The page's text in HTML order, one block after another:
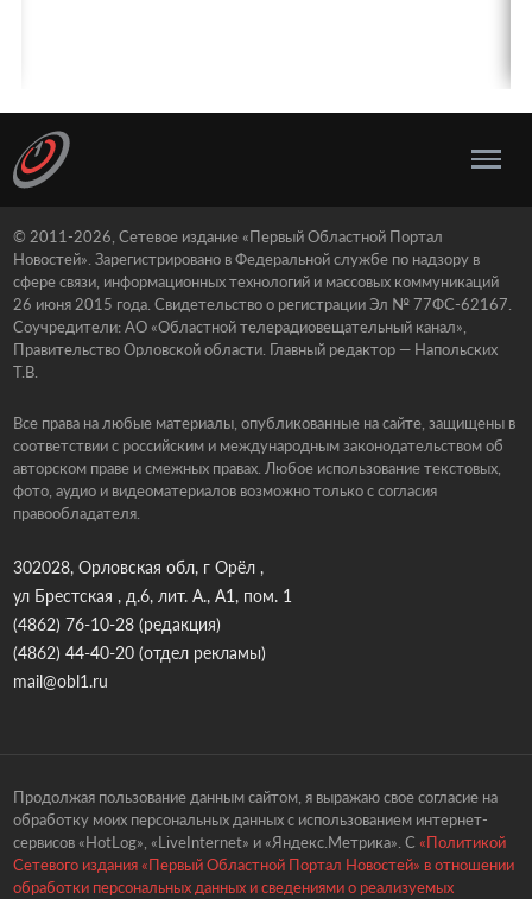
© 2011-2026, Сетевое издание «Первый Областной Портал
Новостей». Зарегистрировано в Федеральной службе по надзору в
сфере связи, информационных технологий и массовых коммуникаций
26 июня 2015 года. Свидетельство о регистрации Эл № 77ФС-62167.
Соучредители: АО «Областной телерадиовещательный канал»,
Правительство Орловской области. Главный редактор — Напольских
Т.В.
Все права на любые материалы, опубликованные на сайте, защищены в
соответствии с российским и международным законодательством об
авторском праве и смежных правах. Любое использование текстовых,
фото, аудио и видеоматериалов возможно только с согласия
правообладателя.
302028, Орловская обл, г Орёл ,
ул Брестская , д.6, лит. А., А1, пом. 1
(4862) 76-10-28(редакция)
(4862) 44-40-20(отдел рекламы)
mail@obl1.ru
Продолжая пользование данным сайтом, я выражаю свое согласие на
обработку моих персональных данных с использованием интернет-
сервисов «HotLog», «LiveInternet» и «Яндекс.Метрика». С «Политикой
Сетевого издания «Первый Областной Портал Новостей» в отношении
обработки персональных данных и сведениями о реализуемых